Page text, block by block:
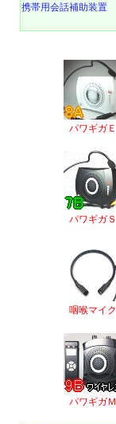
携帯用会話補助装置
パワギガＥ
パワギガＳ
咽喉マイク
パワギガＭ